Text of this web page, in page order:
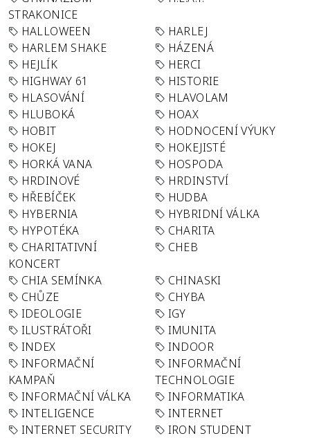
STRAKONICE
HALLOWEEN
HARLEJ
HARLEM SHAKE
HÁZENÁ
HEJLÍK
HERCI
HIGHWAY 61
HISTORIE
HLASOVÁNÍ
HLAVOLAM
HLUBOKÁ
HOAX
HOBIT
HODNOCENÍ VÝUKY
HOKEJ
HOKEJISTÉ
HORKÁ VANA
HOSPODA
HRDINOVÉ
HRDINSTVÍ
HŘEBÍČEK
HUDBA
HYBERNIA
HYBRIDNÍ VÁLKA
HYPOTÉKA
CHARITA
CHARITATIVNÍ
KONCERT
CHEB
CHIA SEMÍNKA
CHINASKI
CHŮZE
CHYBA
IDEOLOGIE
IGY
ILUSTRÁTOŘI
IMUNITA
INDEX
INDOOR
INFORMAČNÍ
KAMPAŇ
INFORMAČNÍ
TECHNOLOGIE
INFORMAČNÍ VÁLKA
INFORMATIKA
INTELIGENCE
INTERNET
INTERNET SECURITY
IRON STUDENT